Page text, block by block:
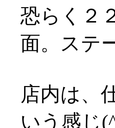
恐らく２
面。ステ
店内は、
いう感じ